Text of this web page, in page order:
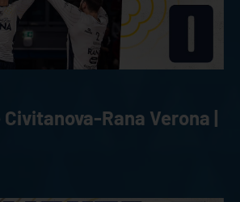
Rana Verona |